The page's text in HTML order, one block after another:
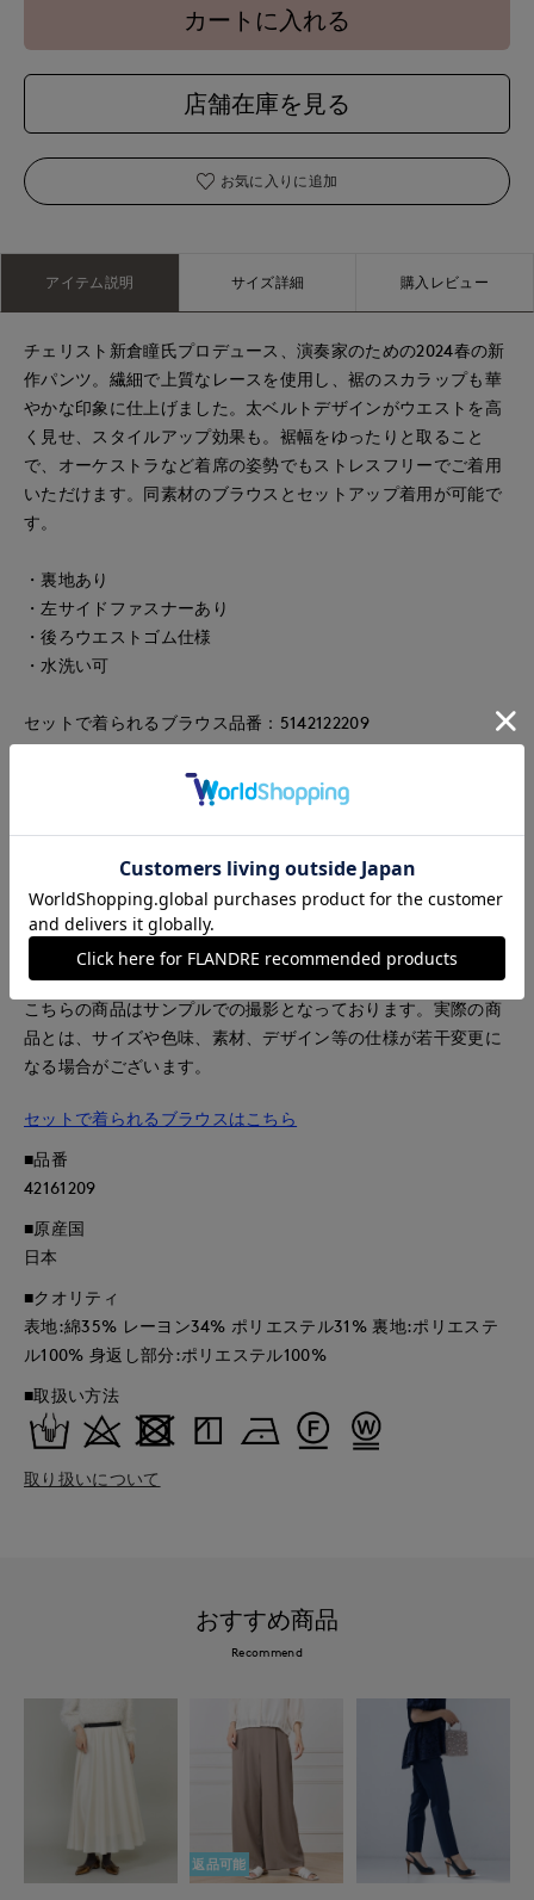
カートに入れる
店舗在庫を見る
お気に入りに追加
アイテム説明 サイズ詳細 購入レビュー
チェリスト新倉瞳氏プロデュース、演奏家のための2024春の新
作パンツ。繊細で上質なレースを使用し、裾のスカラップも華
やかな印象に仕上げました。太ベルトデザインがウエストを高
く見せ、スタイルアップ効果も。裾幅をゆったりと取ること
で、オーケストラなど着席の姿勢でもストレスフリーでご着用
いただけます。同素材のブラウスとセットアップ着用が可能で
す。
・裏地あり
・左サイドファスナーあり
・後ろウエストゴム仕様
・水洗い可
セットで着られるブラウス品番：5142122209
新倉瞳（にいくら・ひとみ）
チェロ奏者。8歳よりドイツでチェロを始める。桐朋学園大学
音楽学部を首席で卒業。バーゼル音楽院ソリストコース・教職
課程を最高点で修了。2014年に、カメラータ・チューリッヒの
ソロ首席チェリストに就任。現在はスイスを拠点に国内外でソ
リストとして活躍。
■サンプル撮影商品■
こちらの商品はサンプルでの撮影となっております。実際の商
品とは、サイズや色味、素材、デザイン等の仕様が若干変更に
なる場合がございます。
セットで着られるブラウスはこちら
■品番
42161209
■原産国
日本
■クオリティ
表地:綿35% レーヨン34% ポリエステル31% 裏地:ポリエステ
ル100% 身返し部分:ポリエステル100%
■取扱い方法
取り扱いについて
おすすめ商品
Recommend
返品可能